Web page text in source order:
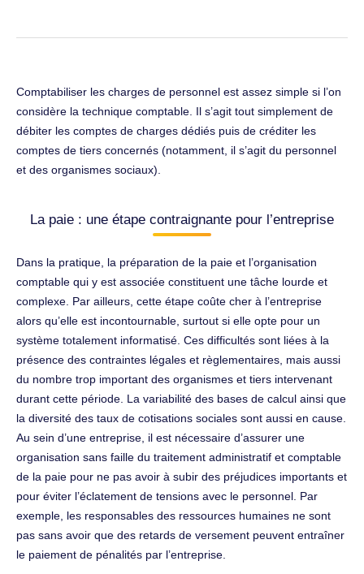
Comptabiliser les charges de personnel est assez simple si l’on
considère la technique comptable. Il s’agit tout simplement de
débiter les comptes de charges dédiés puis de créditer les
comptes de tiers concernés (notamment, il s’agit du personnel
et des organismes sociaux).
La paie : une étape contraignante pour l’entreprise
Dans la pratique, la préparation de la paie et l’organisation
comptable qui y est associée constituent une tâche lourde et
complexe. Par ailleurs, cette étape coûte cher à l’entreprise
alors qu’elle est incontournable, surtout si elle opte pour un
système totalement informatisé. Ces difficultés sont liées à la
présence des contraintes légales et règlementaires, mais aussi
du nombre trop important des organismes et tiers intervenant
durant cette période. La variabilité des bases de calcul ainsi que
la diversité des taux de cotisations sociales sont aussi en cause.
Au sein d’une entreprise, il est nécessaire d’assurer une
organisation sans faille du traitement administratif et comptable
de la paie pour ne pas avoir à subir des préjudices importants et
pour éviter l’éclatement de tensions avec le personnel. Par
exemple, les responsables des ressources humaines ne sont
pas sans avoir que des retards de versement peuvent entraîner
le paiement de pénalités par l’entreprise.